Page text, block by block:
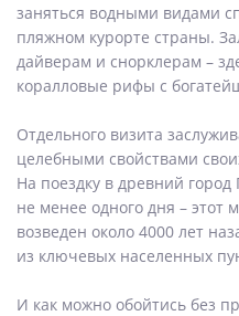
заняться водными видами
пляжном курорте страны.
дайверам и снорклерам –
коралловые рифы с
Отдельного визита
целебными свойствами
На поездку в древний
не менее одного дня – этот
возведен около 4000 лет
из ключевых населенных
И как можно обойтись без